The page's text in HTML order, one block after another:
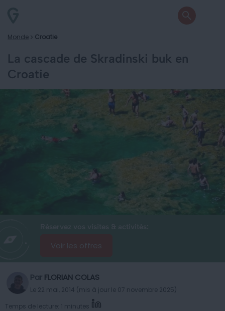
Monde Croatie
La cascade de Skradinski buk en
Croatie
Voir les offres
Par FLORIAN COLAS
Le 22 mai, 2014 (mis à jour le 07 novembre 2025)
Temps de lecture: 1 minutes